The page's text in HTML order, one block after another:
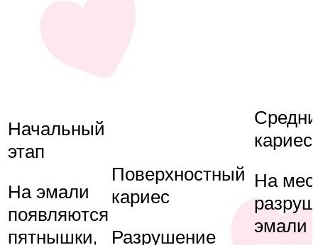
Начальный
этап
На эмали
появляются
пятнышки,
Поверхностный
кариес
Разрушение
кариес
На
эмали